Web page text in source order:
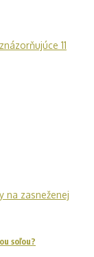
soľou?